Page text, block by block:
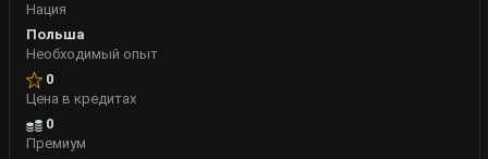
Нация
Польша
Необходимый опыт
0
Цена в кредитах
0
Премиум